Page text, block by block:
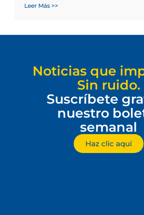
Leer Más >>
Noticias que
Sin ruido.
Suscríbete
nuestro
semanal
Haz clic aquí